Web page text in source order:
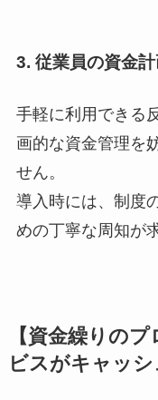
3. 従業員の資金
手軽に利用できる
画的な資金管理を
せん。
導入時には、制度
めの丁寧な周知が
【資金繰りの
ビスがキャッ